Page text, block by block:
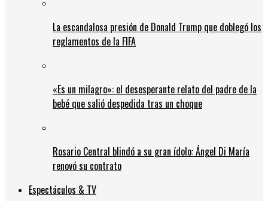
La escandalosa presión de Donald Trump que doblegó los
reglamentos de la FIFA
«Es un milagro»: el desesperante relato del padre de la
bebé que salió despedida tras un choque
Rosario Central blindó a su gran ídolo: Ángel Di María
renovó su contrato
Espectáculos & TV